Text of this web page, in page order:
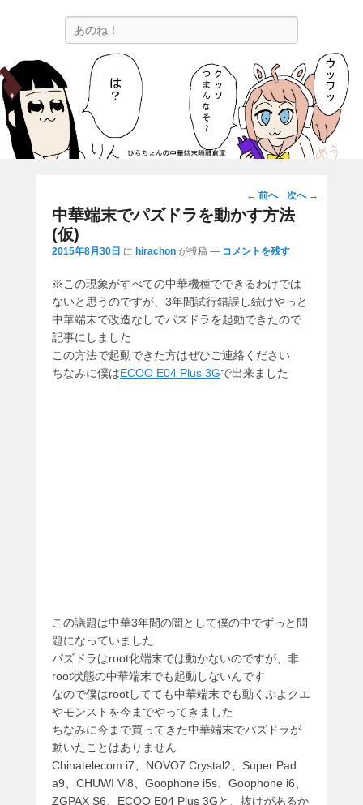
ひらちょんの中華端末隔離倉庫
ほたがページ上部にある検索バーを消してくれたサイトです。
投
稿
ビ
ー
シ
ョ
← 前へ 次へ →
中華端末でパズドラを動かす方法
(仮)
2015年8月30日 に hirachon が投稿 — コメントを残す
※この現象がすべての中華機種でできるわけでは
ないと思うのですが、3年間試行錯誤し続けやっと
中華端末で改造なしでパズドラを起動できたので
記事にしました
この方法で起動できた方はぜひご連絡ください
ちなみに僕はECOO E04 Plus 3Gで出来ました
この議題は中華3年間の闇として僕の中でずっと問
題になっていました
パズドラはroot化端末では動かないのですが、非
root状態の中華端末でも起動しないんです
なので僕はrootしてても中華端末でも動くぷよクエ
やモンストを今までやってきました
ちなみに今まで買ってきた中華端末でパズドラが
動いたことはありません
Chinatelecom i7、NOVO7 Crystal2、Super Pad
a9、CHUWI Vi8、Goophone i5s、Goophone i6、
ZGPAX S6、ECOO E04 Plus 3Gと、抜けがあるか